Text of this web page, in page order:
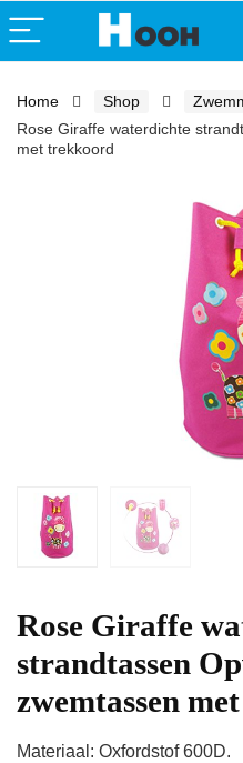
Home Shop
Rose Giraffe waterdichte
met trekkoord
Rose Giraffe
strandtassen
zwemtassen
Materiaal: Oxfordstof 600D.